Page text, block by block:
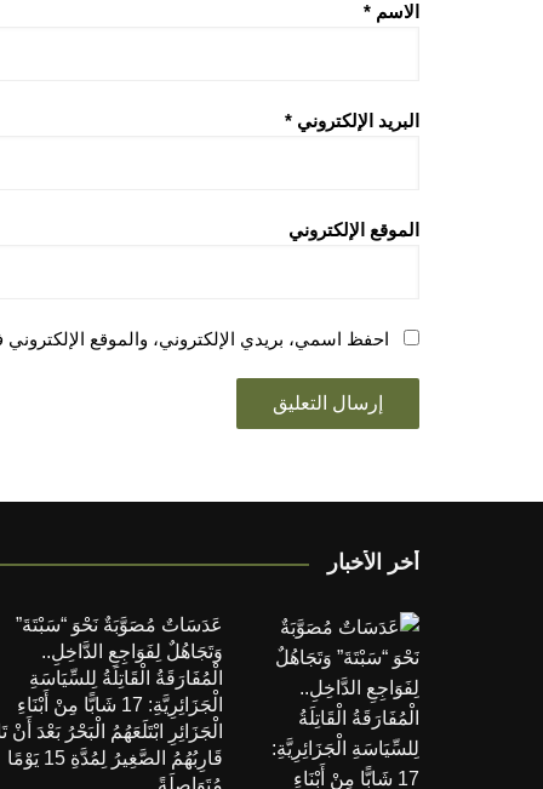
الاسم *
البريد الإلكتروني *
الموقع الإلكتروني
احفظ اسمي، بريدي الإلكتروني، والموقع
أخر الأخبار
عَدَسَاتٌ مُصَوَّبَةٌ نَحْوَ “سَبْتَةَ”
وَتَجَاهُلٌ لِفَوَاجِعِ الدَّاخِلِ..
الْمُفَارَقَةُ الْقَاتِلَةُ لِلسِّيَاسَةِ
الْجَزَائِرِيَّةِ: 17 شَابًّا مِنْ أَبْنَاءِ
الْجَزَائِرِ ابْتَلَعَهُمُ الْبَحْرُ بَعْدَ أَنْ
قَارِبُهُمُ الصَّغِيرُ لِمُدَّةِ 15 يَوْمًا